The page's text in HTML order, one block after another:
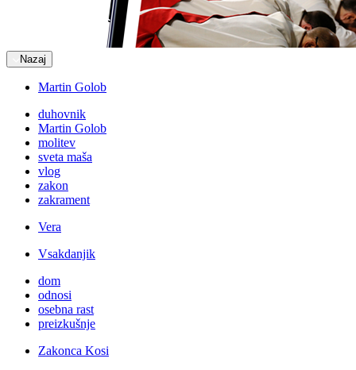
Nazaj
Martin Golob
duhovnik
Martin Golob
molitev
sveta maša
vlog
zakon
zakrament
Vera
Vsakdanjik
dom
odnosi
osebna rast
preizkušnje
Zakonca Kosi